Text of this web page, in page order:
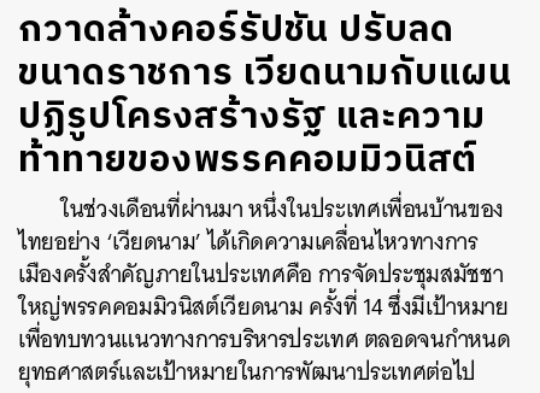
กวาดล้างคอร์รัปชัน ปรับลด
ขนาดราชการ เวียดนามกับแผน
ปฏิรูปโครงสร้างรัฐ และความ
ท้าทายของพรรคคอมมิวนิสต์
ในช่วงเดือนที่ผ่านมา หนึ่งในประเทศเพื่อนบ้านของ
ไทยอย่าง ‘เวียดนาม’ ได้เกิดความเคลื่อนไหวทางการ
เมืองครั้งสำคัญภายในประเทศคือ การจัดประชุมสมัชชา
ใหญ่พรรคคอมมิวนิสต์เวียดนาม ครั้งที่ 14 ซึ่งมีเป้าหมาย
เพื่อทบทวนแนวทางการบริหารประเทศ ตลอดจนกำหนด
ยุทธศาสตร์และเป้าหมายในการพัฒนาประเทศต่อไป